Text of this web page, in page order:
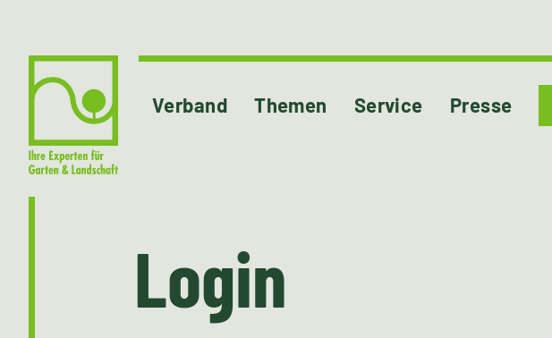
Verband Themen Service Presse
Login